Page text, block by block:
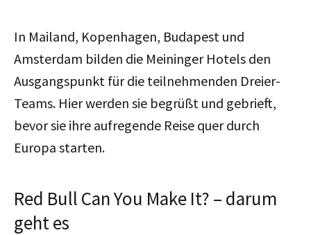
In Mailand, Kopenhagen, Budapest und
Amsterdam bilden die Meininger Hotels den
Ausgangspunkt für die teilnehmenden Dreier-
Teams. Hier werden sie begrüßt und gebrieft,
bevor sie ihre aufregende Reise quer durch
Europa starten.
Red Bull Can You Make It? – darum
geht es